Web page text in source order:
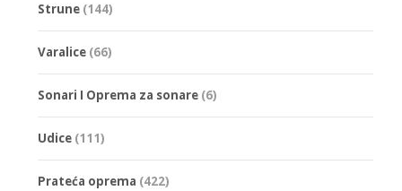
Strune (144)
Varalice (66)
Sonari I Oprema za sonare (6)
Udice (111)
Prateća oprema (422)